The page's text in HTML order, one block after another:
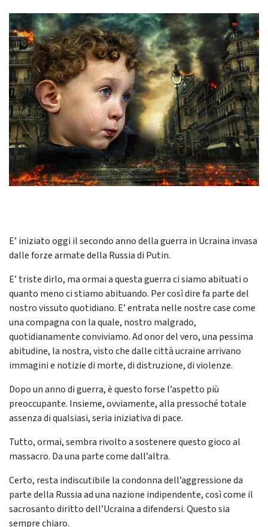
E’ iniziato oggi il secondo anno della guerra in Ucraina invasa
dalle forze armate della Russia di Putin.
E’ triste dirlo, ma ormai a questa guerra ci siamo abituati o
quanto meno ci stiamo abituando. Per così dire fa parte del
nostro vissuto quotidiano. E’ entrata nelle nostre case come
una compagna con la quale, nostro malgrado,
quotidianamente conviviamo. Ad onor del vero, una pessima
abitudine, la nostra, visto che dalle città ucraine arrivano
immagini e notizie di morte, di distruzione, di violenze.
Dopo un anno di guerra, è questo forse l’aspetto più
preoccupante. Insieme, ovviamente, alla pressoché totale
assenza di qualsiasi, seria iniziativa di pace.
Tutto, ormai, sembra rivolto a sostenere questo gioco al
massacro. Da una parte come dall’altra.
Certo, resta indiscutibile la condonna dell’aggressione da
parte della Russia ad una nazione indipendente, così come il
sacrosanto diritto dell’Ucraina a difendersi. Questo sia
sempre chiaro.